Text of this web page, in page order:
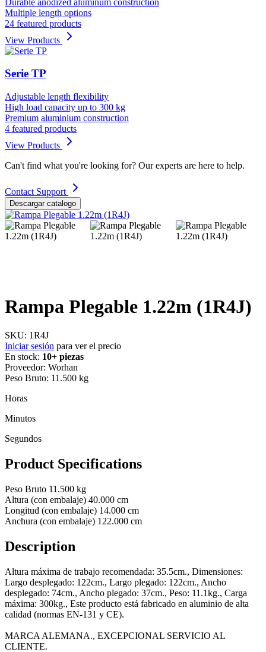
Multiple length options
24 featured products
View Products
Serie TP
Adjustable length flexibility
High load capacity up to 300 kg
Premium aluminium construction
4 featured products
View Products
Can't find what you're looking for? Our experts are here to help.
Contact Support
Descargar catalogo
Rampa Plegable 1.22m (1R4J)
SKU: 1R4J
Iniciar sesión para ver el precio
En stock: 10+ piezas
Proveedor: Worhan
Peso Bruto: 11.500 kg
Horas
Minutos
Segundos
Product Specifications
Peso Bruto 11.500 kg
Altura (con embalaje) 40.000 cm
Longitud (con embalaje) 14.000 cm
Anchura (con embalaje) 122.000 cm
Description
Altura máxima de trabajo recomendada: 35.5cm., Dimensiones:
Largo desplegado: 122cm., Largo plegado: 122cm., Ancho
desplegado: 74cm., Ancho plegado: 37cm., Peso: 11.1kg., Carga
máxima: 300kg., Este producto está fabricado en aluminio de alta
calidad (normas EN-131 y CE).
MARCA ALEMANA., EXCEPCIONAL SERVICIO AL
CLIENTE.